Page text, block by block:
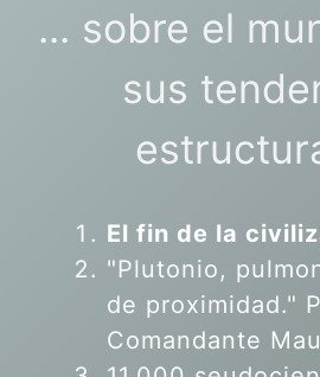
... sobre el
sus
El fin de la
"Plutonio,
de proximidad."
Comandante